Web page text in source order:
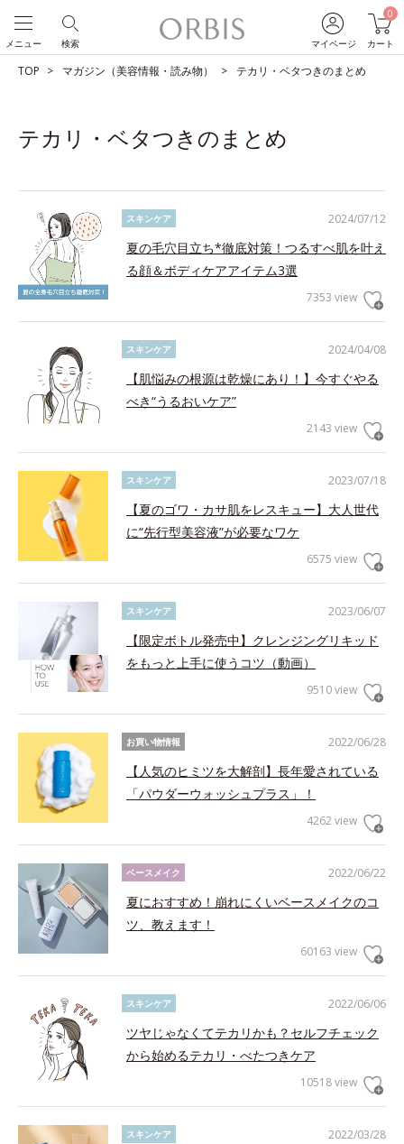
マイページ
0
カート
検索
メニュー
TOP マガジン（美容情報・読み物） テカリ・ベタつきのまとめ
テカリ・ベタつきのまとめ
2024/07/12
スキンケア
夏の毛穴目立ち*徹底対策！つるすべ肌を叶え
る顔＆ボディケアアイテム3選
7353 view
2024/04/08
スキンケア
【肌悩みの根源は乾燥にあり！】今すぐやる
べき“うるおいケア”
2143 view
2023/07/18
スキンケア
【夏のゴワ・カサ肌をレスキュー】大人世代
に“先行型美容液”が必要なワケ
6575 view
2023/06/07
スキンケア
【限定ボトル発売中】クレンジングリキッド
をもっと上手に使うコツ（動画）
9510 view
2022/06/28
お買い物情報
【人気のヒミツを大解剖】長年愛されている
「パウダーウォッシュプラス」！
4262 view
2022/06/22
ベースメイク
夏におすすめ！崩れにくいベースメイクのコ
ツ、教えます！
60163 view
2022/06/06
スキンケア
ツヤじゃなくてテカリかも？セルフチェック
から始めるテカリ・べたつきケア
10518 view
2022/03/28
スキンケア